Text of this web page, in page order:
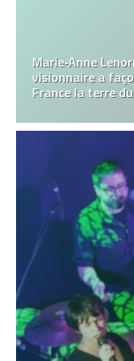
Marie‑Anne
visionnaire a
France la terre